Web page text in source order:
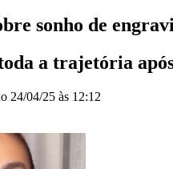
sonho de
a trajetória
24/04/25 às 12:12